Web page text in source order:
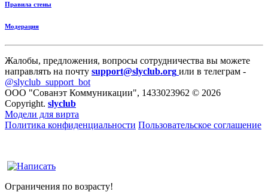
Правила стены
Модерация
Жалобы, предложения, вопросы сотрудничества вы можете
направлять на почту support@slyclub.org или в телеграм -
@slyclub_support_bot
ООО "Сованэт Коммуникации", 1433023962 © 2026
Copyright. slyclub
Модели для вирта
Политика конфиденциальности Пользовательское соглашение
Ограничения по возрасту!